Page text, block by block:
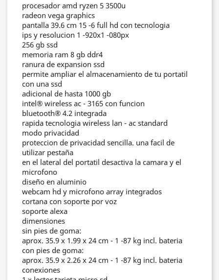
procesador amd ryzen 5 3500u
radeon vega graphics
pantalla 39.6 cm 15 -6 full hd con tecnologia
ips y resolucion 1 -920x1 -080px
256 gb ssd
memoria ram 8 gb ddr4
ranura de expansion ssd
permite ampliar el almacenamiento de tu portatil
con una ssd
adicional de hasta 1000 gb
intel® wireless ac - 3165 con funcion
bluetooth® 4.2 integrada
rapida tecnologia wireless lan - ac standard
modo privacidad
proteccion de privacidad sencilla. una facil de
utilizar pestaña
en el lateral del portatil desactiva la camara y el
microfono
diseño en aluminio
webcam hd y microfono array integrados
cortana con soporte por voz
soporte alexa
dimensiones
sin pies de goma:
aprox. 35.9 x 1.99 x 24 cm - 1 -87 kg incl. bateria
con pies de goma:
aprox. 35.9 x 2.26 x 24 cm - 1 -87 kg incl. bateria
conexiones